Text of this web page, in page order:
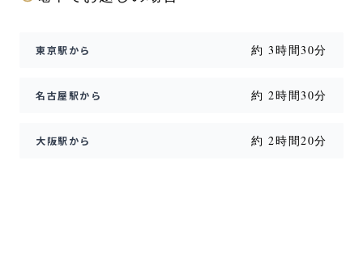
東京駅から 約 3時間30分
名古屋駅から 約 2時間30分
大阪駅から 約 2時間20分